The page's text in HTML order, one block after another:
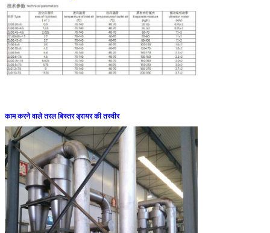
काम करने वाले तरल बिस्तर ड्रायर की तस्वीर